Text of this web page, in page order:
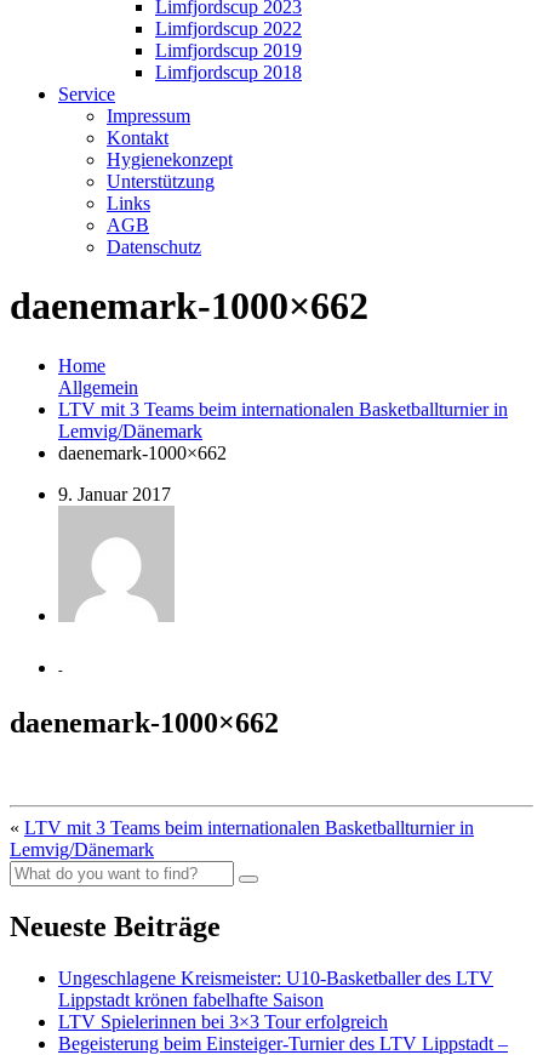
Limfjordscup 2023
Limfjordscup 2022
Limfjordscup 2019
Limfjordscup 2018
Service
Impressum
Kontakt
Hygienekonzept
Unterstützung
Links
AGB
Datenschutz
daenemark-1000×662
Home
Allgemein
LTV mit 3 Teams beim internationalen Basketballturnier in
Lemvig/Dänemark
daenemark-1000×662
9. Januar 2017
-
daenemark-1000×662
« LTV mit 3 Teams beim internationalen Basketballturnier in
Lemvig/Dänemark
Neueste Beiträge
Ungeschlagene Kreismeister: U10-Basketballer des LTV
Lippstadt krönen fabelhafte Saison
LTV Spielerinnen bei 3×3 Tour erfolgreich
Begeisterung beim Einsteiger-Turnier des LTV Lippstadt –